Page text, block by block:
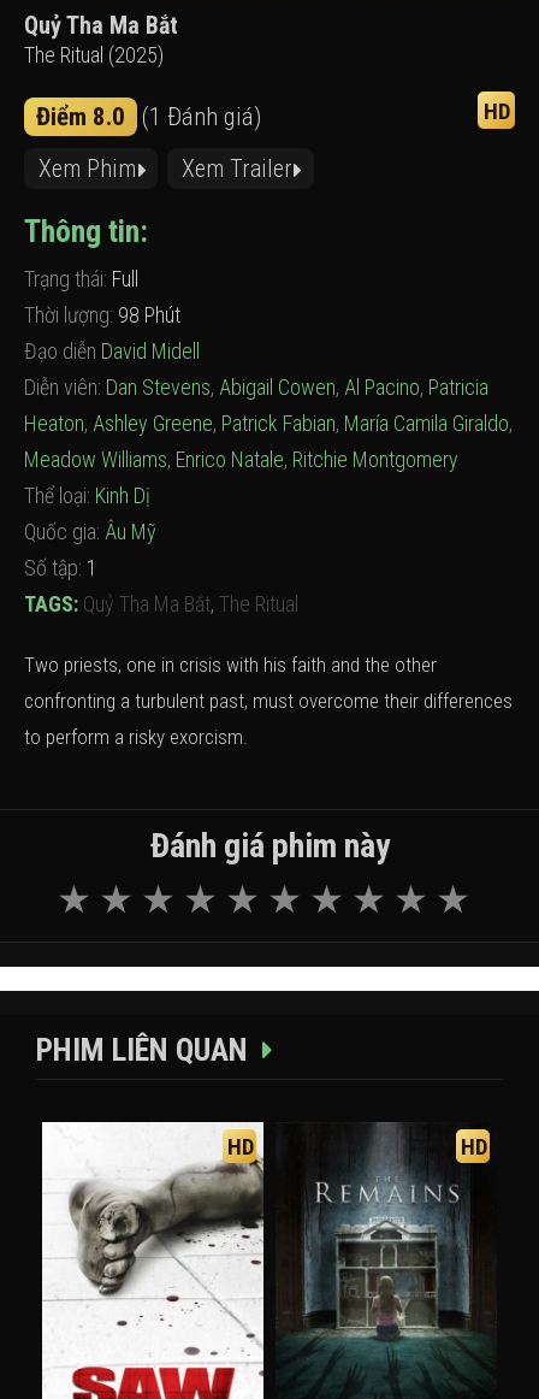
Quỷ Tha Ma Bắt
The Ritual (2025)
Điểm 8.0 (1 Đánh giá) HD
Xem Phim Xem Trailer
Thông tin:
Trạng thái: Full
Thời lượng: 98 Phút
Đạo diễn David Midell
Diễn viên: Dan Stevens, Abigail Cowen, Al Pacino, Patricia
Heaton, Ashley Greene, Patrick Fabian, María Camila Giraldo,
Meadow Williams, Enrico Natale, Ritchie Montgomery
Thể loại: Kinh Dị
Quốc gia: Âu Mỹ
Số tập: 1
TAGS: Quỷ Tha Ma Bắt, The Ritual
Two priests, one in crisis with his faith and the other
confronting a turbulent past, must overcome their differences
to perform a risky exorcism.
Đánh giá phim này
PHIM LIÊN QUAN
HD HD